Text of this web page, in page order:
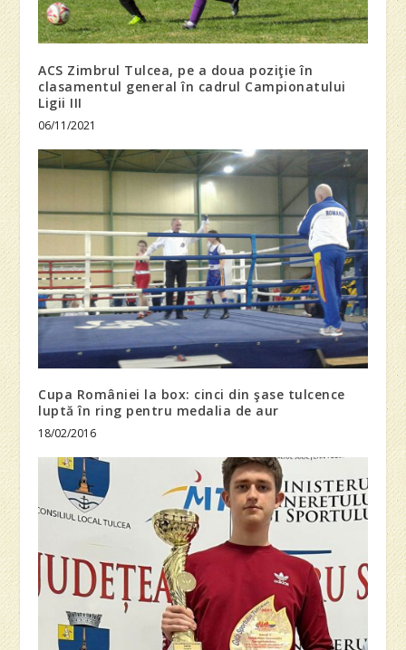
ACS Zimbrul Tulcea, pe a doua poziţie în
clasamentul general în cadrul Campionatului
Ligii III
06/11/2021
Cupa României la box: cinci din şase tulcence
luptă în ring pentru medalia de aur
18/02/2016